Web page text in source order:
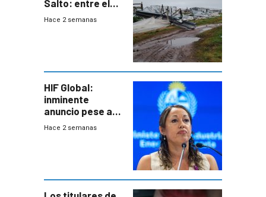
Salto: entre el
impacto
Hace 2 semanas
HIF Global:
inminente
anuncio pese a
declaración de
gobierno
Hace 2 semanas